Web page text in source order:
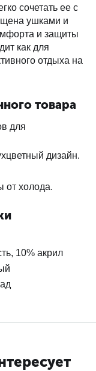
сочетать ее с
ушками и
и защиты
как для
отдыха на
товара
для
дизайн.
от холода.
10% акрил